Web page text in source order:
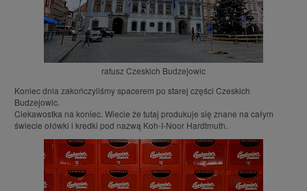
ratusz Czeskich Budzejowic
Koniec dnia zakończyliśmy spacerem po starej części Czeskich
Budzejowic.
Ciekawostka na koniec. Wiecie że tutaj produkuje się znane na całym
świecie ołówki i kredki pod nazwą Koh-I-Noor Hardtmuth.